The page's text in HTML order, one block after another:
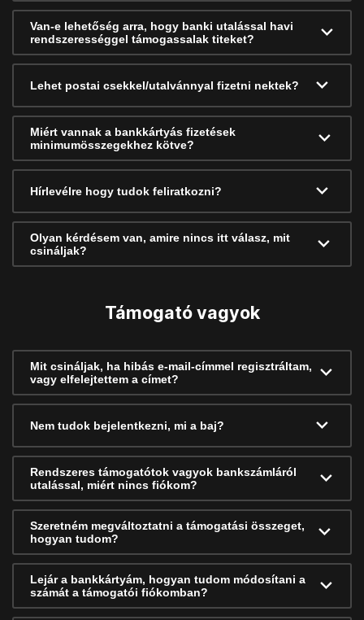
Van-e lehetőség arra, hogy banki utalással havi
rendszerességgel támogassalak titeket?
Lehet postai csekkel/utalvánnyal fizetni nektek?
Miért vannak a bankkártyás fizetések
minimumösszegekhez kötve?
Hírlevélre hogy tudok feliratkozni?
Olyan kérdésem van, amire nincs itt válasz, mit
csináljak?
Támogató vagyok
Mit csináljak, ha hibás e-mail-címmel regisztráltam,
vagy elfelejtettem a címet?
Nem tudok bejelentkezni, mi a baj?
Rendszeres támogatótok vagyok bankszámláról
utalással, miért nincs fiókom?
Szeretném megváltoztatni a támogatási összeget,
hogyan tudom?
Lejár a bankkártyám, hogyan tudom módosítani a
számát a támogatói fiókomban?